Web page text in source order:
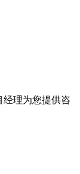
经理为您提供咨